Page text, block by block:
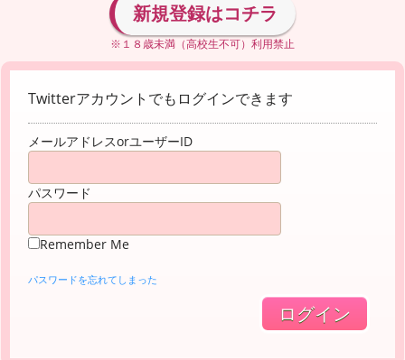
新規登録はコチラ
※１８歳未満（高校生不可）利用禁止
Twitterアカウントでもログインできます
メールアドレスorユーザーID
パスワード
Remember Me
パスワードを忘れてしまった